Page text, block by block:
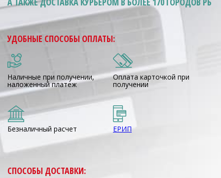
УДОБНЫЕ СПОСОБЫ ОПЛАТЫ:
Наличные при получении,
наложенный платеж
Оплата карточкой при
получении
Безналичный расчет ЕРИП
СПОСОБЫ ДОСТАВКИ: